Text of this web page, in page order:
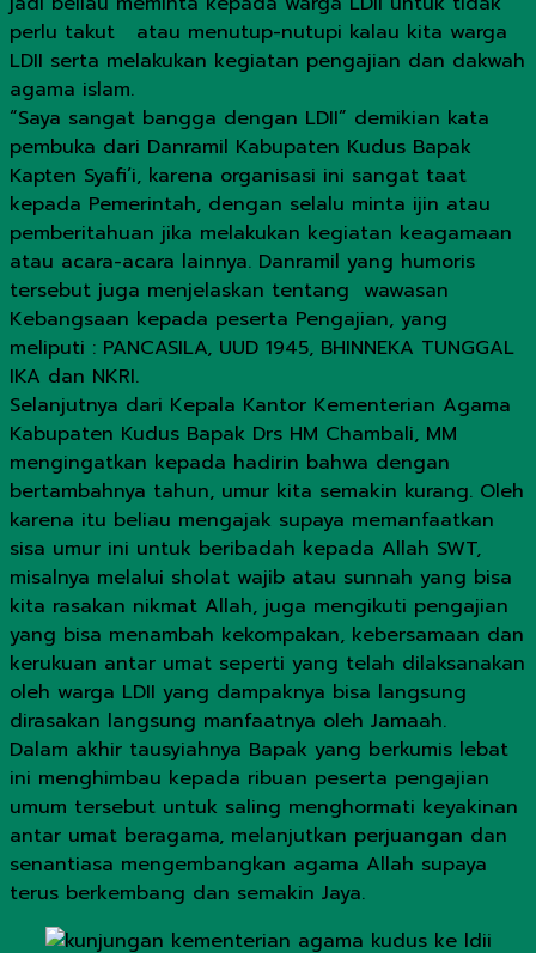
perlu takut atau menutup-nutupi kalau kita warga
LDII serta melakukan kegiatan pengajian dan dakwah
agama islam.
“Saya sangat bangga dengan LDII” demikian kata
pembuka dari Danramil Kabupaten Kudus Bapak
Kapten Syafi’i, karena organisasi ini sangat taat
kepada Pemerintah, dengan selalu minta ijin atau
pemberitahuan jika melakukan kegiatan keagamaan
atau acara-acara lainnya. Danramil yang humoris
tersebut juga menjelaskan tentang wawasan
Kebangsaan kepada peserta Pengajian, yang
meliputi : PANCASILA, UUD 1945, BHINNEKA TUNGGAL
IKA dan NKRI.
Selanjutnya dari Kepala Kantor Kementerian Agama
Kabupaten Kudus Bapak Drs HM Chambali, MM
mengingatkan kepada hadirin bahwa dengan
bertambahnya tahun, umur kita semakin kurang. Oleh
karena itu beliau mengajak supaya memanfaatkan
sisa umur ini untuk beribadah kepada Allah SWT,
misalnya melalui sholat wajib atau sunnah yang bisa
kita rasakan nikmat Allah, juga mengikuti pengajian
yang bisa menambah kekompakan, kebersamaan dan
kerukuan antar umat seperti yang telah dilaksanakan
oleh warga LDII yang dampaknya bisa langsung
dirasakan langsung manfaatnya oleh Jamaah.
Dalam akhir tausyiahnya Bapak yang berkumis lebat
ini menghimbau kepada ribuan peserta pengajian
umum tersebut untuk saling menghormati keyakinan
antar umat beragama, melanjutkan perjuangan dan
senantiasa mengembangkan agama Allah supaya
terus berkembang dan semakin Jaya.